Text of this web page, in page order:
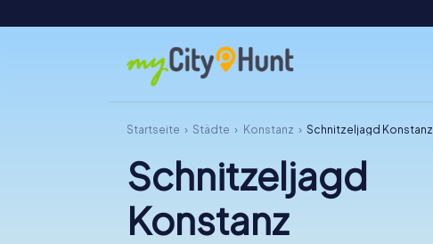
Startseite Städte Konstanz Schnitzeljagd Konstanz
Schnitzeljagd
Konstanz